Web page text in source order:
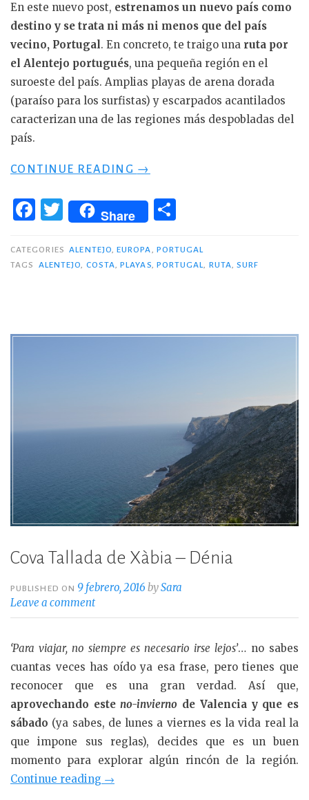
En este nuevo post, estrenamos un nuevo país como
destino y se trata ni más ni menos que del país
vecino, Portugal . En concreto, te traigo una ruta por
el Alentejo portugués, una pequeña región en el
suroeste del país. Amplias playas de arena dorada
(paraíso para los surfistas) y escarpados acantilados
caracterizan una de las regiones más despobladas del
país.
CONTINUE READING «RUTA
LA
COSTA
DEL
PORTUGUÉS»
→
F
c
e
o
T
w
it
te
Share
m
p
r
CATEGORIES ALENTEJO,EUROPA, PORTUGAL
TAGS
ALENTEJO, COSTA,PLAYAS, PORTUGAL, RUTA,SURF
Cova Tallada de Xàbia – Dénia
PUBLISHED ON 9 febrero, 2016 bySara
Leave a comment
‘Para viajar, no siempre es necesario irse lejos’… no sabes
cuantas veces has oído ya esa frase, pero tienes que
reconocer que es una gran verdad. Así que,
aprovechando esteno-invierno de Valencia y que es
sábado (ya sabes, de lunes a viernes es la vida real la
que impone sus reglas), decides que es un buen
momento para explorar algún rincón de la región.
Continue reading «Cova
→